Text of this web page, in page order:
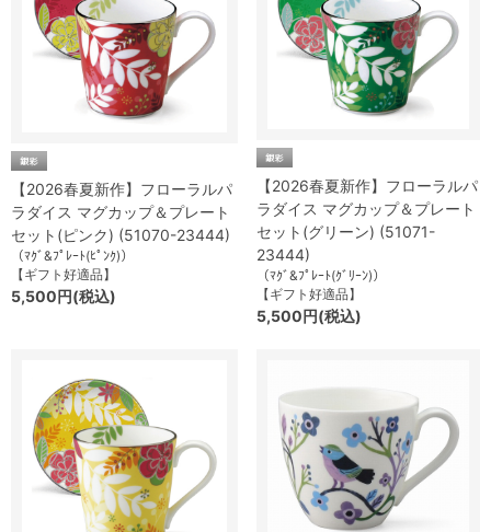
【2026春夏新作】フローラルパ
ラダイス マグカップ＆プレート
セット(ピンク) (51070-23444)
（ﾏｸﾞ&ﾌﾟﾚｰﾄ(ﾋﾟﾝｸ)）
【ギフト好適品】
5,500円(税込)
【2026春夏新作】フローラルパ
ラダイス マグカップ＆プレート
セット(グリーン) (51071-
23444)
（ﾏｸﾞ&ﾌﾟﾚｰﾄ(ｸﾞﾘｰﾝ)）
【ギフト好適品】
5,500円(税込)